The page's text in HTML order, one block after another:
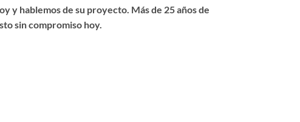
y hablemos de su proyecto. Más de 25 años de
sin compromiso hoy.